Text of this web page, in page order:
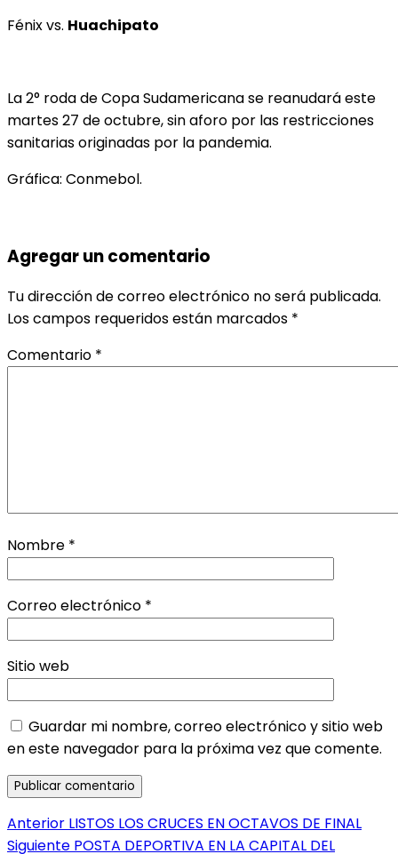
Fénix vs. Huachipato
La 2° roda de Copa Sudamericana se reanudará este
martes 27 de octubre, sin aforo por las restricciones
sanitarias originadas por la pandemia.
Gráfica: Conmebol.
Agregar un comentario
Tu dirección de correo electrónico no será publicada.
Los campos requeridos están marcados *
Comentario *
Nombre *
Correo electrónico *
Sitio web
Guardar mi nombre, correo electrónico y sitio web
en este navegador para la próxima vez que comente.
Navegación
Anterior Entrada
anterior:
LISTOS LOS CRUCES EN OCTAVOS DE FINAL
Siguiente Entrada
POSTA DEPORTIVA EN LA CAPITAL DEL